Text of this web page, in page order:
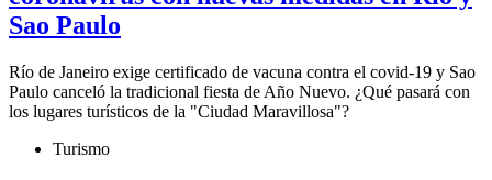
Sao Paulo
Río de Janeiro exige certificado de vacuna contra el covid-19 y Sao
Paulo canceló la tradicional fiesta de Año Nuevo. ¿Qué pasará con
los lugares turísticos de la "Ciudad Maravillosa"?
Turismo